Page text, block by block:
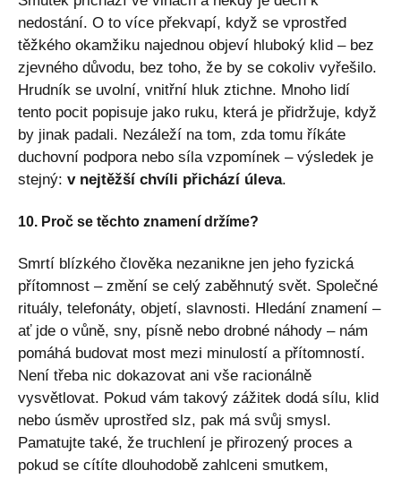
nedostání. O to více překvapí, když se vprostřed
těžkého okamžiku najednou objeví hluboký klid – bez
zjevného důvodu, bez toho, že by se cokoliv vyřešilo.
Hrudník se uvolní, vnitřní hluk ztichne. Mnoho lidí
tento pocit popisuje jako ruku, která je přidržuje, když
by jinak padali. Nezáleží na tom, zda tomu říkáte
duchovní podpora nebo síla vzpomínek – výsledek je
stejný: v nejtěžší chvíli přichází úleva.
10. Proč se těchto znamení držíme?
Smrtí blízkého člověka nezanikne jen jeho fyzická
přítomnost – změní se celý zaběhnutý svět. Společné
rituály, telefonáty, objetí, slavnosti. Hledání znamení –
ať jde o vůně, sny, písně nebo drobné náhody – nám
pomáhá budovat most mezi minulostí a přítomností.
Není třeba nic dokazovat ani vše racionálně
vysvětlovat. Pokud vám takový zážitek dodá sílu, klid
nebo úsměv uprostřed slz, pak má svůj smysl.
Pamatujte také, že truchlení je přirozený proces a
pokud se cítíte dlouhodobě zahlceni smutkem,